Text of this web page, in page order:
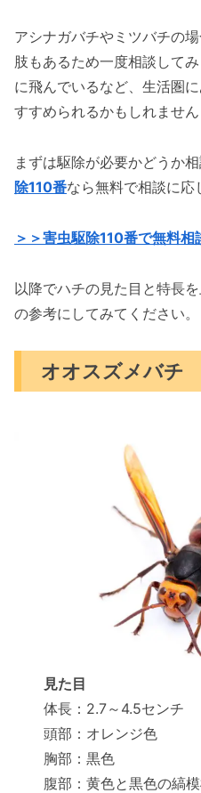
アシナガバチやミツバチの
肢もあるため一度相談して
に飛んでいるなど、生活圏
すすめられるかもしれません
まずは駆除が必要かどうか
除110番なら無料で相談に応
＞＞害虫駆除110番で無料
以降でハチの見た目と特長
の参考にしてみてください。
オオスズメバチ
見た目
体長：2.7～4.5センチ
頭部：オレンジ色
胸部：黒色
腹部：黄色と黒色の縞